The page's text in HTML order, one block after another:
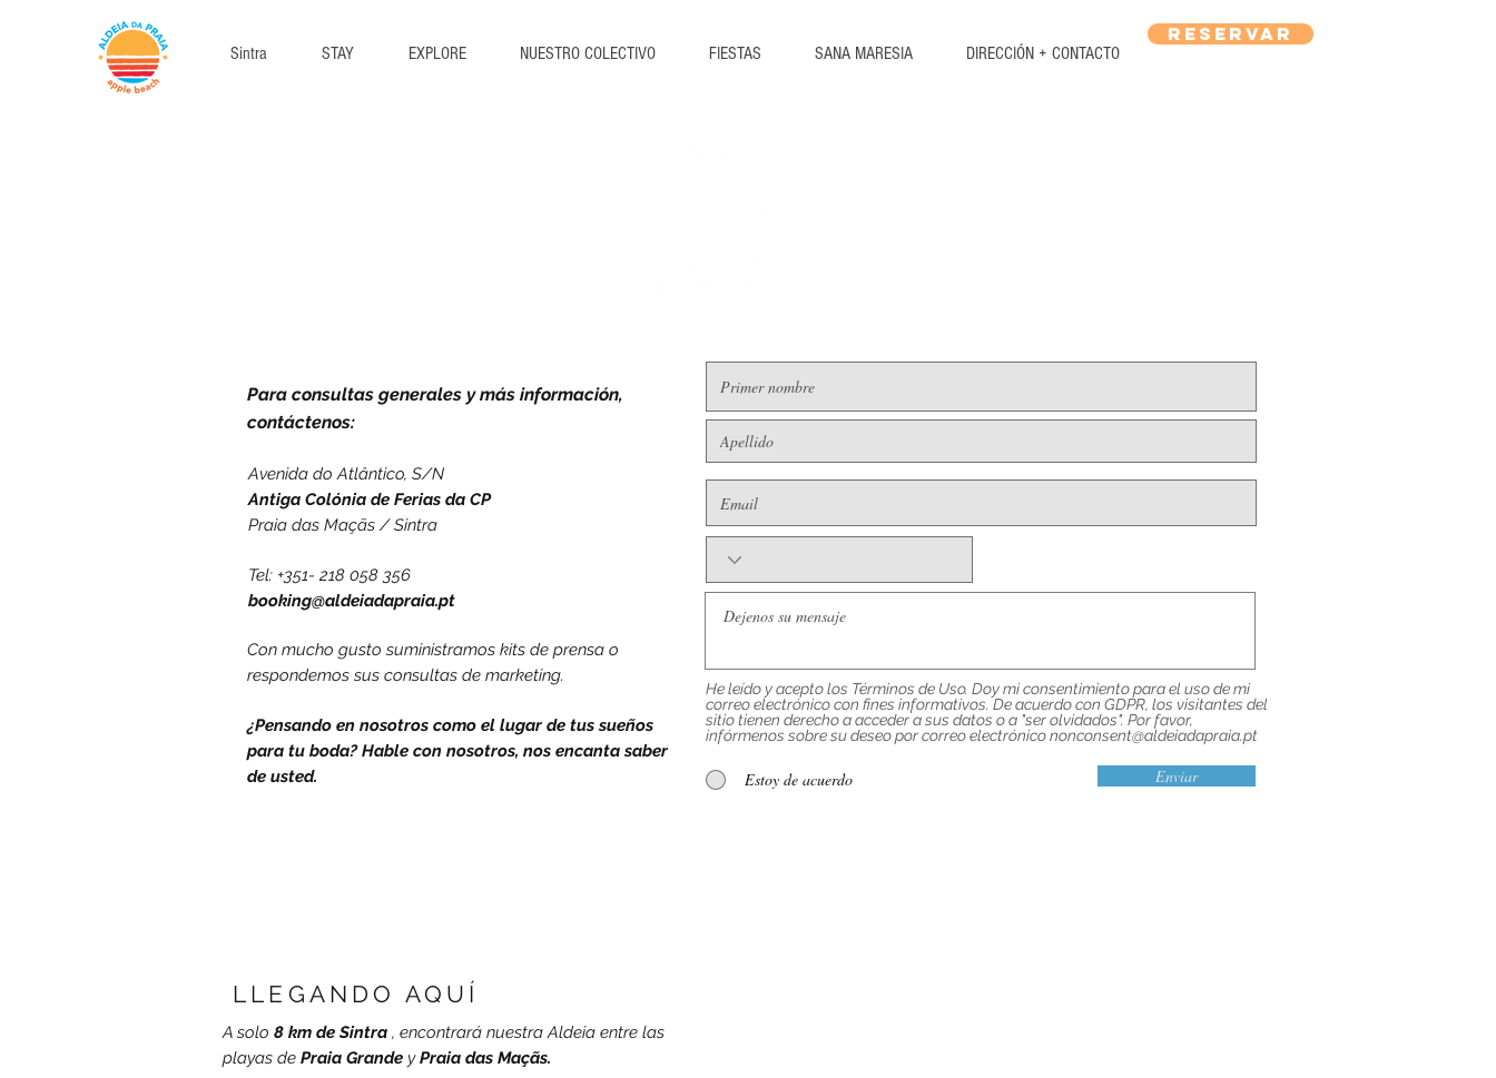
Sintra STAY EXPLORE NUESTRO COLECTIVO FIESTAS SANA MARESIA DIRECCIÓN + CONTACTO
RESERVAR
Para consultas generales y más información,
contáctenos:
Avenida do Atlântico, S/N
Antiga Colónia de Ferias da CP
Praia das Maçãs / Sintra
Tel: +351- 218 058 356
booking@aldeiadapraia.pt
Con mucho gusto suministramos kits de prensa o
respondemos sus consultas de marketing.
¿Pensando en nosotros como el lugar de tus sueños
para tu boda? Hable con nosotros, nos encanta saber
de usted.
He leído y acepto los Términos de Uso. Doy mi consentimiento para el uso de mi
correo electrónico con fines informativos. De acuerdo con GDPR, los visitantes del
sitio tienen derecho a acceder a sus datos o a "ser olvidados". Por favor,
infórmenos sobre su deseo por correo electrónico nonconsent@aldeiadapraia.pt
Estoy de acuerdo Enviar
LLEGANDO AQUÍ
A solo 8 km de Sintra , encontrará nuestra Aldeia entre las
playas de Praia Grande yPraia das Maçãs.